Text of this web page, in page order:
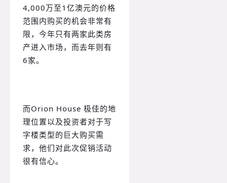
4,000万至1亿澳元的价格
范围内购买的机会非常有
限，今年只有两家此类房
产进入市场，而去年则有
6家。
而Orion House 极佳的地
理位置以及投资者对于写
字楼类型的巨大购买需
求，他们对此次促销活动
很有信心。